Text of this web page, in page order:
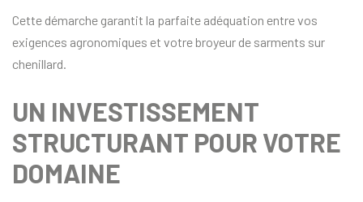
Cette démarche garantit la parfaite adéquation entre vos
exigences agronomiques et votre broyeur de sarments sur
chenillard.
UN INVESTISSEMENT
STRUCTURANT POUR VOTRE
DOMAINE